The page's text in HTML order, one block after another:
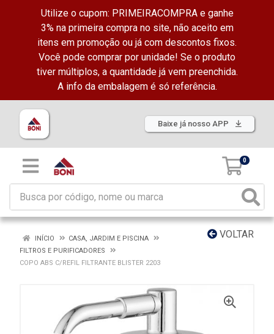
Utilize o cupom: PRIMEIRACOMPRA e ganhe
3% na primeira compra no site, não aceito em
itens em promoção ou já com descontos fixos.
Você pode comprar por unidade! Se o produto
tiver múltiplos, a quantidade já vem preenchida.
A info da embalagem é só referência.
Baixe já nosso APP
0
VOLTAR
INÍCIO
CASA, JARDIM E PISCINA
FILTROS E PURIFICADORES
COPO ABS C/REFIL FILTRANTE BLISTER 2203